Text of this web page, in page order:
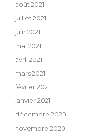
août 2021
juillet 2021
juin 2021
mai 2021
avril 2021
mars 2021
février 2021
janvier 2021
décembre 2020
novembre 2020